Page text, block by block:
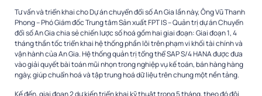
Tư vấn và triển khai cho Dự án chuyển đổi số An Gia lần này, Ông Vũ Thanh
Phong – Phó Giám đốc Trung tâm Sản xuất FPT IS – Quản trị dự án Chuyển
đổi số An Gia chia sẻ chiến lược số hoá gồm hai giai đoạn: Giai đoạn 1, 4
tháng thần tốc triển khai hệ thống phần lõi trên phạm vi khối tài chính và
vận hành của An Gia. Hệ thống quản trị tổng thể SAP S/4 HANA được đưa
vào giải quyết bài toán mũi nhọn trong nghiệp vụ kế toán, bán hàng hàng
ngày, giúp chuẩn hoá và tập trung hoá dữ liệu trên chung một nền tảng.